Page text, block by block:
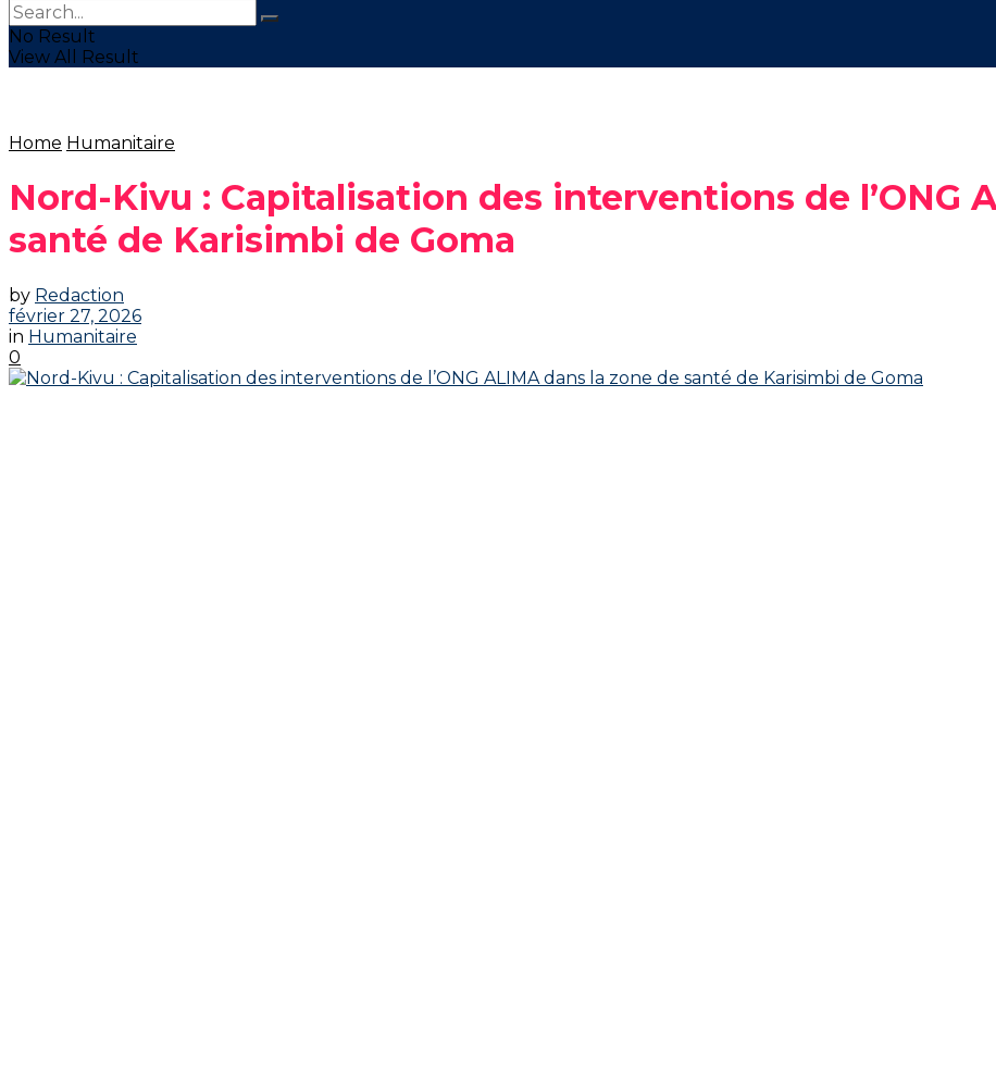
No Result
View All Result
Home Humanitaire
Nord-Kivu : Capitalisation des interventions de l’ONG
santé de Karisimbi de Goma
by Redaction
février 27, 2026
in Humanitaire
0